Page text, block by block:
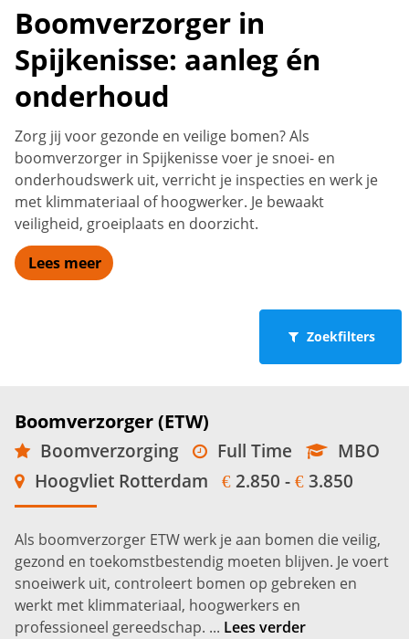
Boomverzorger in
Spijkenisse: aanleg én
onderhoud
Zorg jij voor gezonde en veilige bomen? Als
boomverzorger in Spijkenisse voer je snoei- en
onderhoudswerk uit, verricht je inspecties en werk je
met klimmateriaal of hoogwerker. Je bewaakt
veiligheid, groeiplaats en doorzicht.
Lees meer
Zoekfilters
Boomverzorger (ETW)
Boomverzorging Full Time
MBO
Hoogvliet Rotterdam
€ 2.850 - € 3.850
Als boomverzorger ETW werk je aan bomen die veilig,
gezond en toekomstbestendig moeten blijven. Je voert
snoeiwerk uit, controleert bomen op gebreken en
werkt met klimmateriaal, hoogwerkers en
professioneel gereedschap. ... Lees verder